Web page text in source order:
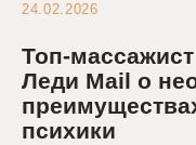
24.02.2026
Топ-
Леди Mail о
психики